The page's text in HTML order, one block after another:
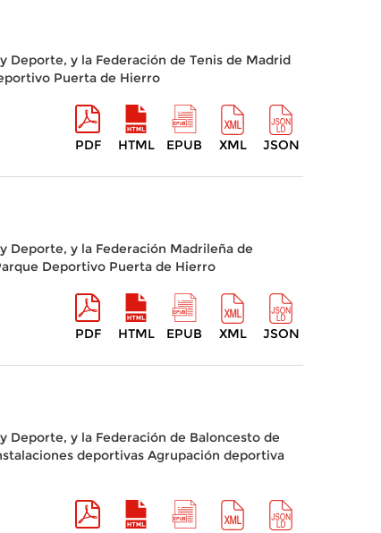
Deporte, y la Federación de Tenis de Madrid
Puerta de Hierro
PDF HTML EPUB XML JSON
Deporte, y la Federación Madrileña de
Deportivo Puerta de Hierro
PDF HTML EPUB XML JSON
Deporte, y la Federación de Baloncesto de
deportivas Agrupación deportiva